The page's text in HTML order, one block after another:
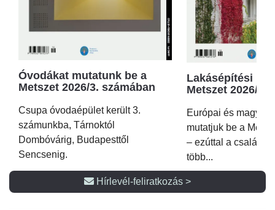
Óvodákat mutatunk be a
Metszet 2026/3. számában
Csupa óvodaépület került 3.
számunkba, Tárnoktól
Dombóvárig, Budapesttől
Sencsenig.
Lakásépítési
Metszet 2026/2.
Európai és magyar
mutatjuk be a
– ezúttal a családi
több...
Hírlevél-feliratkozás >